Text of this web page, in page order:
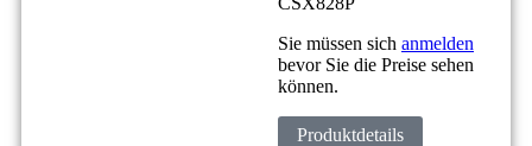
Sie müssen sich anmelden
bevor Sie die Preise sehen
können.
Produktdetails